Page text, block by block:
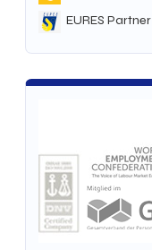
EURES Partner